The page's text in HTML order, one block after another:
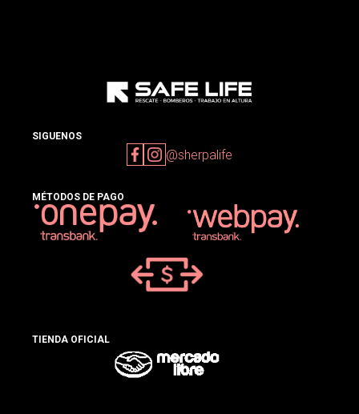
SIGUENOS
@sherpalife
MÉTODOS DE PAGO
TIENDA OFICIAL